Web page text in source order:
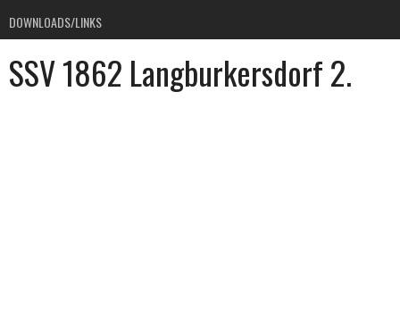
DOWNLOADS/LINKS
SSV 1862 Langburkersdorf 2.